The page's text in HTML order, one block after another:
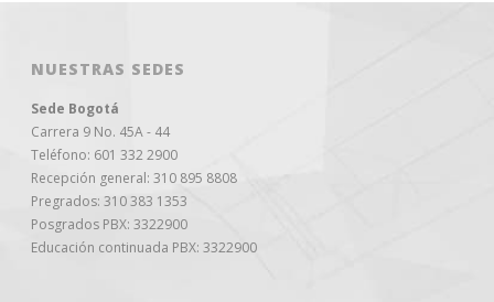
NUESTRAS SEDES
Sede Bogotá
Carrera 9 No. 45A - 44
Teléfono: 601 332 2900
Recepción general: 310 895 8808
Pregrados: 310 383 1353
Posgrados PBX: 3322900
Educación continuada PBX: 3322900